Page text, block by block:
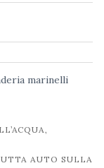
marinelli
AUTO SULLA